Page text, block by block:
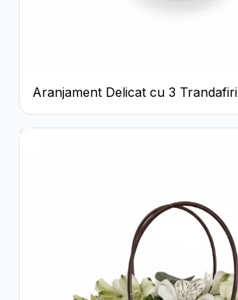
Aranjament Delicat cu 3 Trandafiri
Roz în Cutie Albă